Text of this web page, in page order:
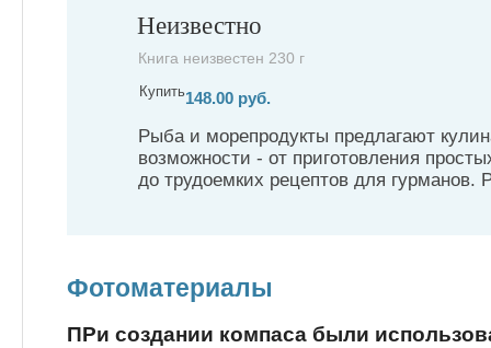
Неизвестно
Книга неизвестен 230 г
Купить148.00 руб.
Рыба и морепродукты предлагают
возможности - от приготовления
до трудоемких рецептов для гурманов.
Фотоматериалы
ПРи создании компаса были